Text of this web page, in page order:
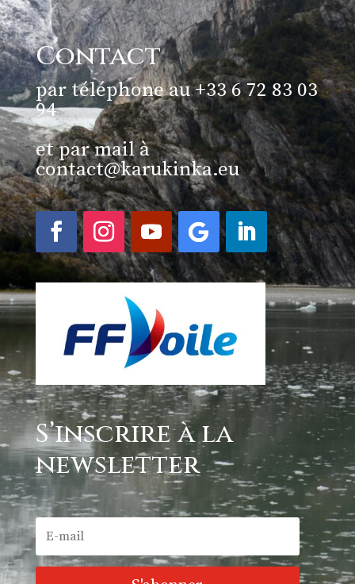
Contact
par téléphone au +33 6 72 83 03
94
et par mail à
contact@karukinka.eu
S’inscrire à la
newsletter